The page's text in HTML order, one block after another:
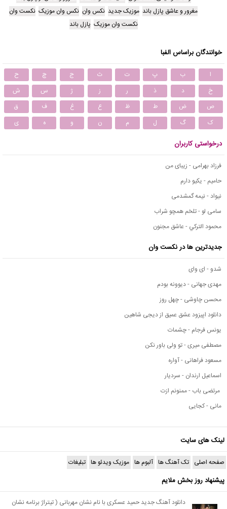
مغرور و عاشق پازل باند موزیک جدید نکس وان نکس وان موزیک نکست وان
نکست وان موزیک پازل باند
خوانندگان براساس الفبا
ا ب پ ت ث ج چ
ح
خ
د ذ ر ز ژ س
ش
ص
ض ط ظ ع غ ف
ق
ک
گ ل م ن و ه ی
درخواستی کاربران
فرزاد بهرامی - زیبای من
حامیم - یکیو دارم
نیواد - نیمه گمشدمی
سامی لو - تلخم همچو شراب
محمود التركي - عاشق مجنون
جدیدترین ها در نکست وان
شدو - ای وای
مهدی جهانی - دیوونه بودم
محسن چاوشی - چهل روز
دانلود اپیزود عشق عمیق از دیجی شاهین
یونس فرجام - چشمات
مصطفی میری - تو ولی باور نکن
مسعود فراهانی - آواره
اسماعیل ارندان - سردیار
مرتضی باب - ممنونم ازت
مانی - کجایی
لینک های سایت
صفحه اصلی تک آهنگ ها آلبوم ها موزیک ویدئو ها تبلیغات
پیشنهاد روز بخش ملایم
دانلود آهنگ جدید حمید عسکری با نام نشان مهربانی ( تیتراژ برنامه نشان